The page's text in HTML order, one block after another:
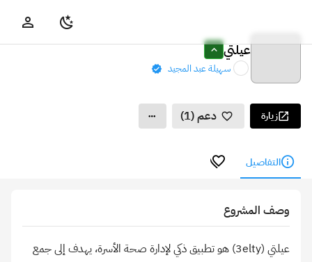
عيلتي
سهيلة عبد المجيد
زيارة دعم (1)
التفاصيل
وصف المشروع
عيلتي (3elty) هو تطبيق ذكي لإدارة صحة الأسرة، يهدف إلى جمع